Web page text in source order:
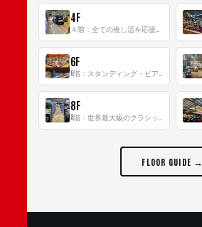
4F
6F
8F
FLOOR GUIDE →